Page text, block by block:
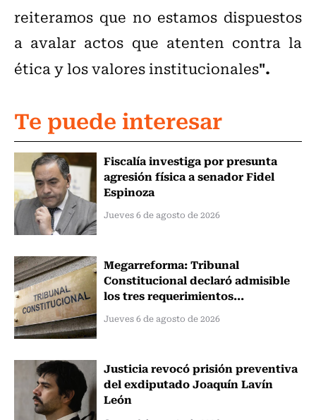
reiteramos que no estamos dispuestos
a avalar actos que atenten contra la
ética y los valores institucionales".
Te puede interesar
Fiscalía investiga por presunta
agresión física a senador Fidel
Espinoza
Jueves 6 de agosto de 2026
Megarreforma: Tribunal
Constitucional declaró admisible
los tres requerimientos...
Jueves 6 de agosto de 2026
Justicia revocó prisión preventiva
del exdiputado Joaquín Lavín
León